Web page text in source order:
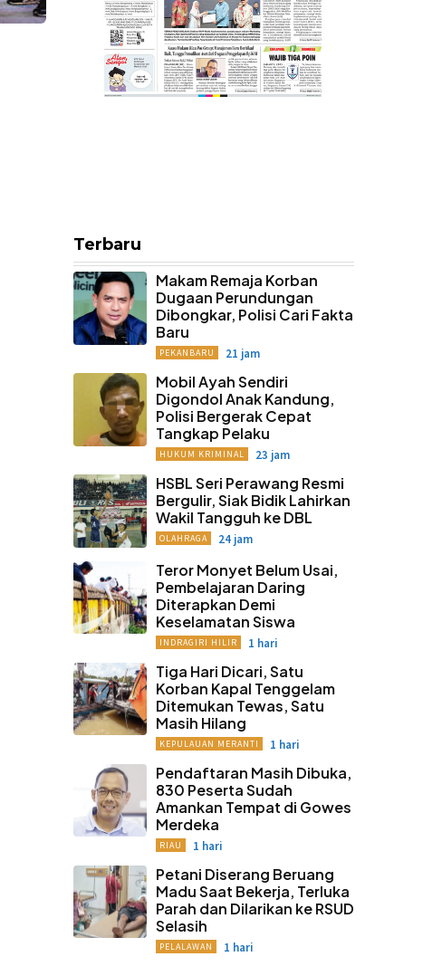
Terbaru
Makam Remaja Korban
Dugaan Perundungan
Dibongkar, Polisi Cari Fakta
Baru
PEKANBARU 21 jam
Mobil Ayah Sendiri
Digondol Anak Kandung,
Polisi Bergerak Cepat
Tangkap Pelaku
HUKUM KRIMINAL 23 jam
HSBL Seri Perawang Resmi
Bergulir, Siak Bidik Lahirkan
Wakil Tangguh ke DBL
OLAHRAGA 24 jam
Teror Monyet Belum Usai,
Pembelajaran Daring
Diterapkan Demi
Keselamatan Siswa
INDRAGIRI HILIR 1 hari
Tiga Hari Dicari, Satu
Korban Kapal Tenggelam
Ditemukan Tewas, Satu
Masih Hilang
KEPULAUAN MERANTI 1 hari
Pendaftaran Masih Dibuka,
830 Peserta Sudah
Amankan Tempat di Gowes
Merdeka
RIAU 1 hari
Petani Diserang Beruang
Madu Saat Bekerja, Terluka
Parah dan Dilarikan ke RSUD
Selasih
PELALAWAN 1 hari